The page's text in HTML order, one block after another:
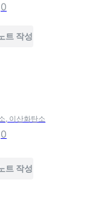
0
트 작성
, 이산화탄소
0
트 작성